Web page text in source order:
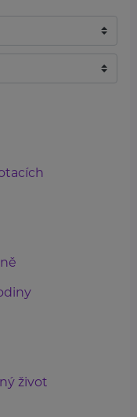
život